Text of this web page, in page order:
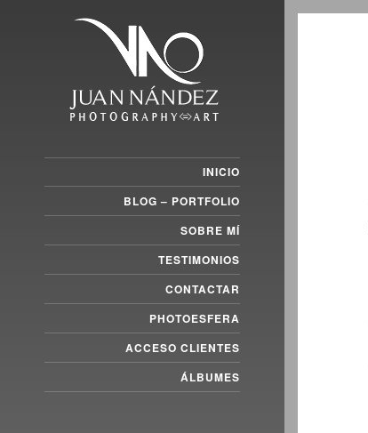
INICIO
BLOG – PORTFOLIO
SOBRE MÍ
TESTIMONIOS
CONTACTAR
PHOTOESFERA
ACCESO CLIENTES
ÁLBUMES